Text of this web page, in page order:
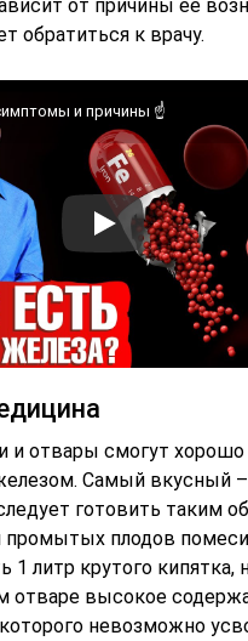
от причины ее
обратиться к врачу.
и причины ☝️
и отвары смогут хорошо
Самый вкусный
готовить таким
промытых плодов
1 литр крутого кипятка,
отваре высокое
невозможно